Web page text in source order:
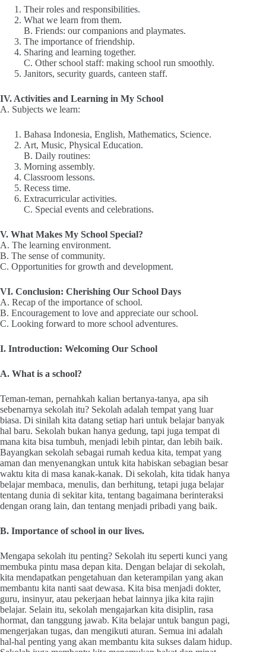
Their roles and responsibilities.
What we learn from them.
B. Friends: our companions and playmates.
The importance of friendship.
Sharing and learning together.
C. Other school staff: making school run smoothly.
Janitors, security guards, canteen staff.
IV. Activities and Learning in My School
A. Subjects we learn:
Bahasa Indonesia, English, Mathematics, Science.
Art, Music, Physical Education.
B. Daily routines:
Morning assembly.
Classroom lessons.
Recess time.
Extracurricular activities.
C. Special events and celebrations.
V. What Makes My School Special?
A. The learning environment.
B. The sense of community.
C. Opportunities for growth and development.
VI. Conclusion: Cherishing Our School Days
A. Recap of the importance of school.
B. Encouragement to love and appreciate our school.
C. Looking forward to more school adventures.
I. Introduction: Welcoming Our School
A. What is a school?
Teman-teman, pernahkah kalian bertanya-tanya, apa sih
sebenarnya sekolah itu? Sekolah adalah tempat yang luar
biasa. Di sinilah kita datang setiap hari untuk belajar banyak
hal baru. Sekolah bukan hanya gedung, tapi juga tempat di
mana kita bisa tumbuh, menjadi lebih pintar, dan lebih baik.
Bayangkan sekolah sebagai rumah kedua kita, tempat yang
aman dan menyenangkan untuk kita habiskan sebagian besar
waktu kita di masa kanak-kanak. Di sekolah, kita tidak hanya
belajar membaca, menulis, dan berhitung, tetapi juga belajar
tentang dunia di sekitar kita, tentang bagaimana berinteraksi
dengan orang lain, dan tentang menjadi pribadi yang baik.
B. Importance of school in our lives.
Mengapa sekolah itu penting? Sekolah itu seperti kunci yang
membuka pintu masa depan kita. Dengan belajar di sekolah,
kita mendapatkan pengetahuan dan keterampilan yang akan
membantu kita nanti saat dewasa. Kita bisa menjadi dokter,
guru, insinyur, atau pekerjaan hebat lainnya jika kita rajin
belajar. Selain itu, sekolah mengajarkan kita disiplin, rasa
hormat, dan tanggung jawab. Kita belajar untuk bangun pagi,
mengerjakan tugas, dan mengikuti aturan. Semua ini adalah
hal-hal penting yang akan membantu kita sukses dalam hidup.